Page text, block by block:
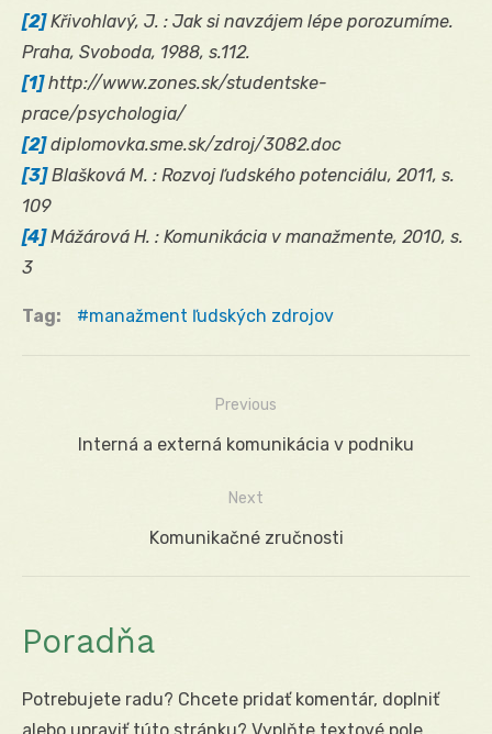
[2] Křivohlavý, J. : Jak si navzájem lépe porozumíme.
Praha, Svoboda, 1988, s.112.
[1]http://www.zones.sk/studentske-
prace/psychologia/
[2]diplomovka.sme.sk/zdroj/3082.doc
[3]Blašková M. : Rozvoj ľudského potenciálu, 2011, s.
109
[4]Mážárová H. : Komunikácia v manažmente, 2010, s.
3
Tag: manažment ľudských zdrojov
Navigácia
Previous
Previous
Interná a externá komunikácia v podniku
Next
Next
Komunikačné zručnosti
Poradňa
Potrebujete radu? Chcete pridať komentár, doplniť